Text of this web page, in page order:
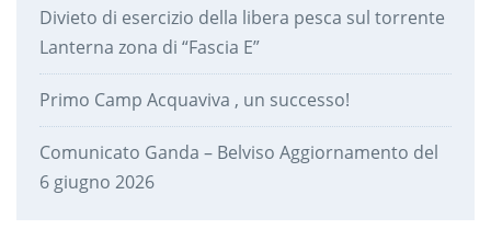
Divieto di esercizio della libera pesca sul torrente
Lanterna zona di “Fascia E”
Primo Camp Acquaviva , un successo!
Comunicato Ganda – Belviso Aggiornamento del
6 giugno 2026